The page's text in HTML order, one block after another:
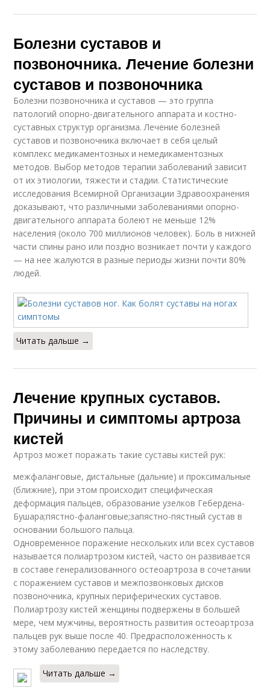
Болезни суставов и
позвоночника. Лечение болезни
суставов и позвоночника
Болезни позвоночника и суставов — это группа
патологий опорно-двигательного аппарата и костно-
суставных структур организма. Лечение болезней
суставов и позвоночника включает в себя целый
комплекс медикаментозных и немедикаментозных
методов. Выбор методов терапии заболеваний зависит
от их этиологии, тяжести и стадии. Статистические
исследования Всемирной Организации Здравоохранения
доказывают, что различными заболеваниями опорно-
двигательного аппарата болеют не меньше 12%
населения (около 700 миллионов человек). Боль в нижней
части спины рано или поздно возникает почти у каждого
— на нее жалуются в разные периоды жизни почти 80%
людей.
Читать дальше →
Лечение крупных суставов.
Причины и симптомы артроза
кистей
Артроз может поражать такие суставы кистей рук:
межфаланговые, дистальные (дальние) и проксимальные
(ближние), при этом происходит специфическая
деформация пальцев, образование узелков Гебердена-
Бушара;пястно-фаланговые;запястно-пястный сустав в
основании большого пальца.
Одновременное поражение нескольких или всех суставов
называется полиартрозом кистей, часто он развивается
в составе генерализованного остеоартроза в сочетании
с поражением суставов и межпозвонковых дисков
позвоночника, крупных периферических суставов.
Полиартрозу кистей женщины подвержены в большей
мере, чем мужчины, вероятность развития остеоартроза
пальцев рук выше после 40. Предрасположенность к
этому заболеванию передается по наследству.
Читать дальше →